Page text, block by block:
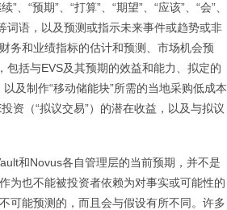
、“预期”、“打算”、“期望”、“应该”、“会”、
等词语，以及预测或指示未来事件或趋势或非
务和业绩指标的估计和预测、市场机会预
括与EVS及其预期的效益和能力、拟定的
及制作“移动储能块”所需的当地采购低成本
资（“拟议交易”）的潜在收益，以及与拟议
和Novus各自管理层的当前预期，并不是
为也不能被投资者依赖为对事实或可能性的
可能预测的，而且会与假设有所不同。许多